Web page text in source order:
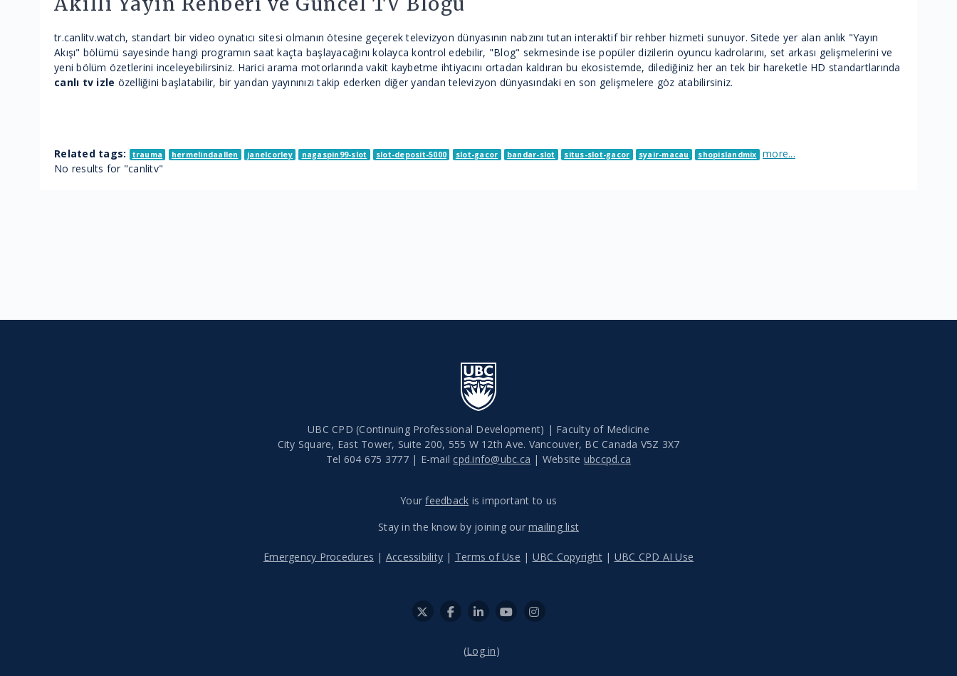
tr.canlitv.watch, standart bir video oynatıcı sitesi olmanın ötesine geçerek televizyon dünyasının nabzını tutan interaktif bir rehber hizmeti sunuyor. Sitede yer alan anlık "Yayın
Akışı" bölümü sayesinde hangi programın saat kaçta başlayacağını kolayca kontrol edebilir, "Blog" sekmesinde ise popüler dizilerin oyuncu kadrolarını, set arkası gelişmelerini ve
yeni bölüm özetlerini inceleyebilirsiniz. Harici arama motorlarında vakit kaybetme ihtiyacını ortadan kaldıran bu ekosistemde, dilediğiniz her an tek bir hareketle HD standartlarında
canlı tv izle özelliğini başlatabilir, bir yandan yayınınızı takip ederken diğer yandan televizyon dünyasındaki en son gelişmelere göz atabilirsiniz.
Related tags: trauma hermelindaallen janelcorley nagaspin99-slot slot-deposit-5000 slot-gacor bandar-slot situs-slot-gacor syair-macau shopislandmix
more...
No results for "canlitv"
UBC CPD (Continuing Professional Development) | Faculty of Medicine
City Square, East Tower, Suite 200, 555 W 12th Ave. Vancouver, BC Canada V5Z 3X7
Tel 604 675 3777 | E-mail cpd.info@ubc.ca | Website ubccpd.ca
Yourfeedback is important to us
Stay in the know by joining our mailing list
Emergency Procedures | Accessibility | Terms of Use | UBC Copyright| UBC CPD AI Use
(Log in)